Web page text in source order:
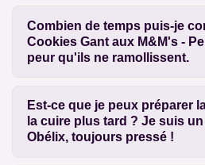
Combien de temps puis-je
Cookies Gant aux M&M's -
peur qu'ils ne ramollissent.
Est-ce que je peux préparer
la cuire plus tard ? Je suis
Obélix, toujours pressé !